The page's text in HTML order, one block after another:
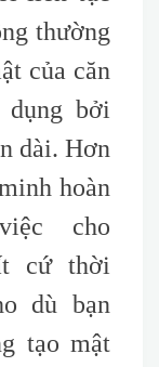
thường
của căn
dụng bởi
dài. Hơn
hoàn
cho
cứ thời
dù bạn
tạo mật